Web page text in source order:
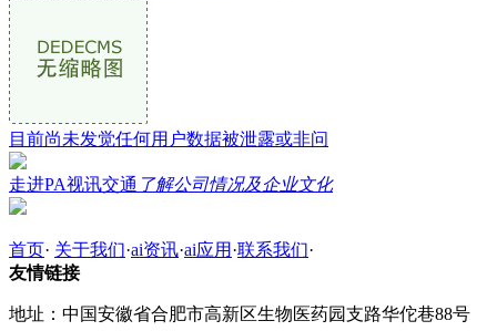
目前尚未发觉任何用户数据被泄露或非问
走进PA视讯交通 了解公司情况及企业文化
首页· 关于我们·ai资讯·ai应用 ·联系我们·
友情链接
地址：中国安徽省合肥市高新区生物医药园支路华佗巷88号